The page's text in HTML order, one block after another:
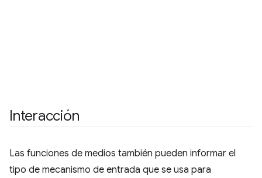
Interacción
Las funciones de medios también pueden informar el
tipo de mecanismo de entrada que se usa para